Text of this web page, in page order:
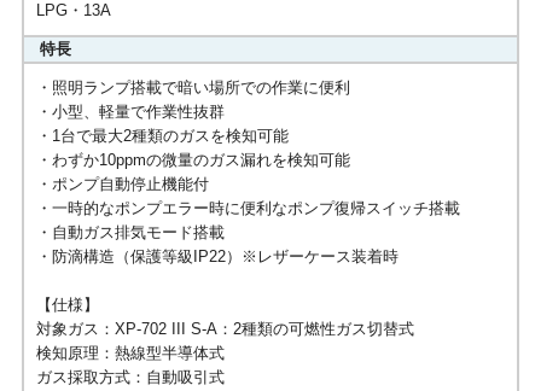
LPG・13A
特長
・照明ランプ搭載で暗い場所での作業に便利
・小型、軽量で作業性抜群
・1台で最大2種類のガスを検知可能
・わずか10ppmの微量のガス漏れを検知可能
・ポンプ自動停止機能付
・一時的なポンプエラー時に便利なポンプ復帰スイッチ搭載
・自動ガス排気モード搭載
・防滴構造（保護等級IP22）※レザーケース装着時
【仕様】
対象ガス：XP-702 III S-A：2種類の可燃性ガス切替式
検知原理：熱線型半導体式
ガス採取方式：自動吸引式